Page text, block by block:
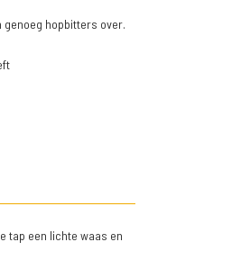
hopbitters over.
tap een lichte waas en